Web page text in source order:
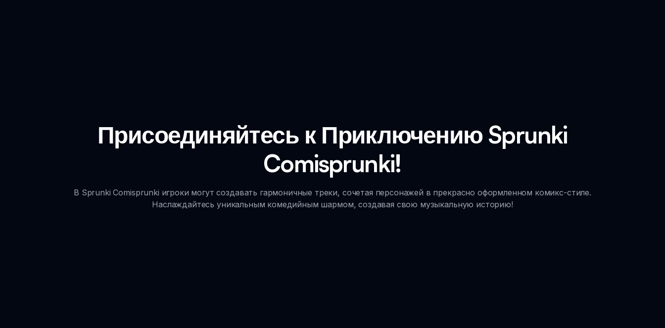
Присоединяйтесь к Приключению Sprunki
Comisprunki!
В Sprunki Comisprunki игроки могут создавать гармоничные треки, сочетая персонажей в прекрасно оформленном комикс-стиле.
Наслаждайтесь уникальным комедийным шармом, создавая свою музыкальную историю!